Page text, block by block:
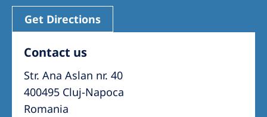
Get Directions
Contact us
Str. Ana Aslan nr. 40
400495 Cluj-Napoca
Romania